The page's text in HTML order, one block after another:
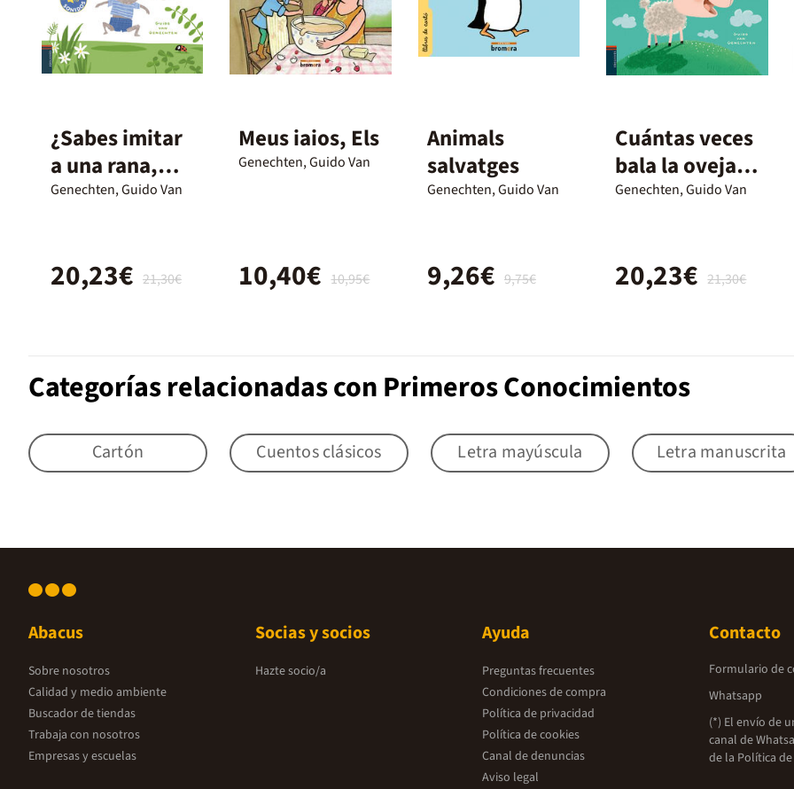
¿Sabes imitar
a una rana,
papá?
Genechten, Guido Van
21,30€
20,23€
Meus iaios, Els
Genechten, Guido Van
10,95€
10,40€
Animals
salvatges
Genechten, Guido Van
9,75€
9,26€
Cuántas veces
bala la oveja
Bea
Genechten, Guido Van
21,30€
20,23€
Categorías relacionadas con Primeros Conocimientos
Cartón Cuentos clásicos Letra mayúscula Letra manuscrita
Abacus
Sobre nosotros
Calidad y medio ambiente
Buscador de tiendas
Trabaja con nosotros
Empresas y escuelas
Socias y socios
Hazte socio/a
Ayuda
Preguntas frecuentes
Condiciones de compra
Política de privacidad
Política de cookies
Canal de denuncias
Aviso legal
Contacto
Formulario de
Whatsapp
(*) El envío de
canal de
de la Política